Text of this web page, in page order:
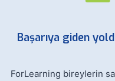
Başarıya giden
ForLearning bireylerin